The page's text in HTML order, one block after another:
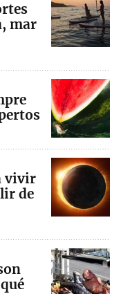
mar
vivir
de